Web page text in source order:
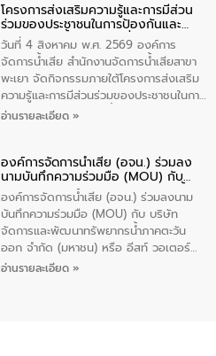
“ชุมชนร่วมใจ น้ำใสยั่งยืน” ได้บรรยายให้
ความรู้เกี่ยวกับการจัดการน้ำเสียและการใช้
ถังดักไขมันให้แก่นักเรียนโรงเรียนวัดบ่อ
(นันทวิทยา) เทศบาลนครปากเกร็ด อำเภอ
ปากเกร็ด จังหวัดนนทบุรี จำนวน 30 คน
โครงการส่งเสริมความรู้และการมีส่วน
ร่วมของประชาชนในการป้องกันและ
แก้ไขปัญหาน้ำเสียอย่างยั่งยืน
วันที่ 4 สิงหาคม พ.ศ. 2569 องค์การ
จัดการน้ำเสีย สำนักงานจัดการน้ำเสียสาขา
พะเยา จัดกิจกรรมภายใต้โครงการส่งเสริม
ความรู้และการมีส่วนร่วมของประชาชนในการ
ป้องกันและแก้ไขปัญหาน้ำเสียอย่างยั่งยืน
ชุมชนและการบำบัดน้ำเสียเบื้องต้น ให้กับ
นักเรียนชั้นประถมศึกษาปีที่ 5 โรงเรียน
เทศบาล 1 (พะเยาประชานุกูล) จำนวน 30
คน
อ่านรายละเอียด »
องค์การจัดการน้ำเสีย (อจน.) ร่วมลง
นามบันทึกความร่วมมือ (MOU) กับ
บริษัท จัดการและพัฒนาทรัพยากรน้ำ
ภาคตะวันออก จำกัด (มหาชน) หรือ อีส
ท์ วอเตอร์
องค์การจัดการน้ำเสีย (อจน.) ร่วมลงนาม
บันทึกความร่วมมือ (MOU) กับ บริษัท
จัดการและพัฒนาทรัพยากรน้ำภาคตะวัน
ออก จำกัด (มหาชน) หรือ อีสท์ วอเตอร์
เมื่อวันอังคารที่ 4 สิงหาคม 2569 ณ ห้อง
อ่านรายละเอียด »